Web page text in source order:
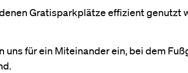
Gratisparkplätze effizient genutzt
uns für ein Miteinander ein, bei dem